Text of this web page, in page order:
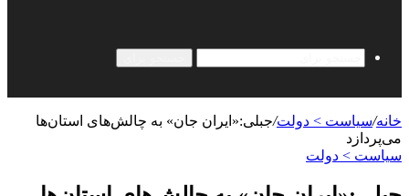
خانه/سیاست > دولت/جبلی:«ایران جان» به چالش‌های استان‌ها
می‌پردازد
سیاست > دولت